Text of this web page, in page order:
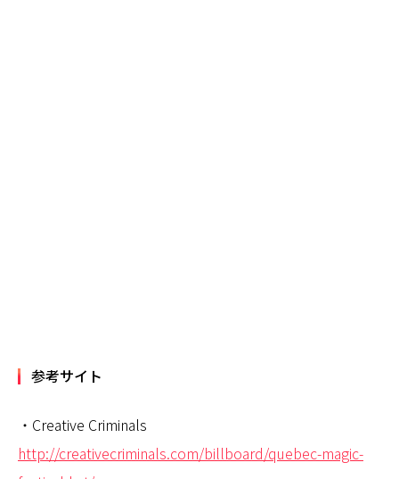
参考サイト
・Creative Criminals
http://creativecriminals.com/billboard/quebec-magic-